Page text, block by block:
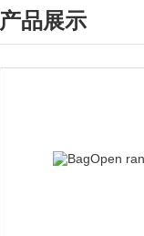
产品展示